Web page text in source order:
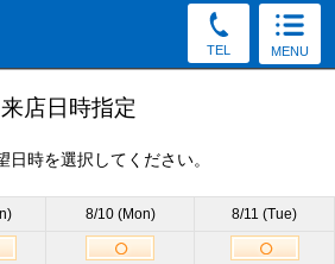
TEL MENU
見学予約
キャンセルOK）
・ご来店予約を承っております。
来店日時指定
日時を選択してください。
8/10 (Mon) 8/11 (Tue)